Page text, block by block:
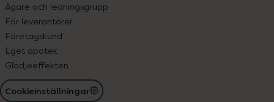
Ägare och ledningsgrupp
För leverantörer
Företagskund
Eget apotek
Glädjeeffekten
Cookieinställningar